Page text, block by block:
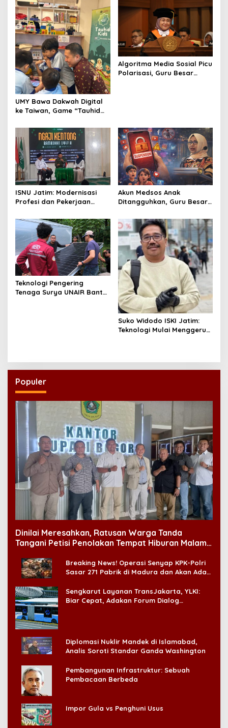
v
i
g
a
t
i
o
n
UMY Bawa Dakwah Digital
ke Taiwan, Game “Tauhid
Kegelisahan Muslim
Minoritas
Algoritma Media Sosial Picu
Polarisasi, Guru Besar
ISNU Jatim: Modernisasi
Profesi dan Pekerjaan
Indonesia 2045
Akun Medsos Anak
Ditangguhkan, Guru Besar
dari Paparan Konten
Digital
Teknologi Pengering
Tenaga Surya UNAIR Bantu
Suko Widodo ISKI Jatim:
Teknologi Mulai Menggerus
Populer
Dinilai Meresahkan, Ratusan Warga Tanda
Tangani Petisi Penolakan Tempat Hiburan Malam
Breaking News! Operasi Senyap KPK-Polri
Sasar 271 Pabrik di Madura dan Akan Ada
Sengkarut Layanan TransJakarta, YLKI:
Biar Cepat, Adakan Forum Dialog
Diplomasi Nuklir Mandek di Islamabad,
Analis Soroti Standar Ganda Washington
Pembangunan Infrastruktur: Sebuah
Pembacaan Berbeda
Impor Gula vs Penghuni Usus